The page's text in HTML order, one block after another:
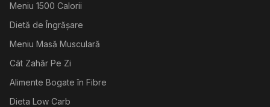
Meniu 1500 Calorii
Dietă de Îngrășare
Meniu Masă Musculară
Cât Zahăr Pe Zi
Alimente Bogate în Fibre
Dieta Low Carb